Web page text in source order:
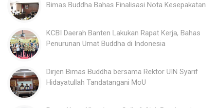
Bimas Buddha Bahas Finalisasi Nota Kesepakatan
KCBI Daerah Banten Lakukan Rapat Kerja, Bahas
Penurunan Umat Buddha di Indonesia
Dirjen Bimas Buddha bersama Rektor UIN Syarif
Hidayatullah Tandatangani MoU